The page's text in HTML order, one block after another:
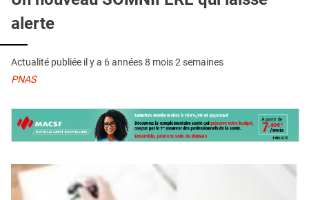
QUI SOMMES-NOUS ?
CONDITIONS GÉNÉRALES
CRÉDITS
alerte
Actualité publiée il y a 6 années 8 mois 2 semaines
PNAS